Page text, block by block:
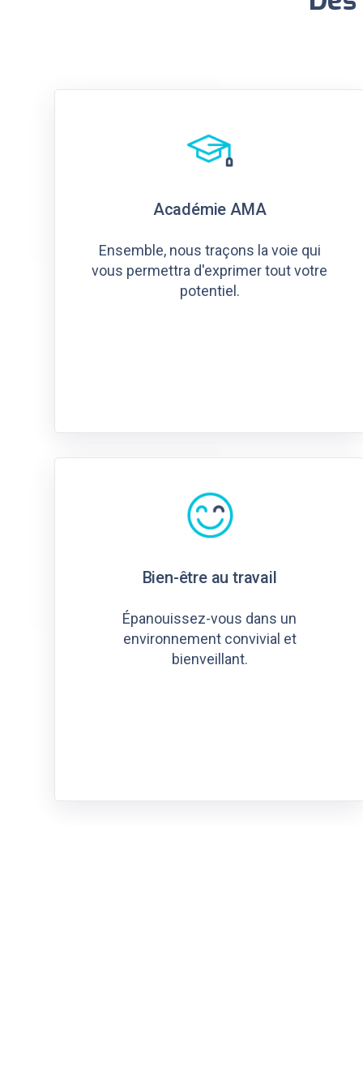
Académie AMA
Ensemble, nous traçons la voie qui
vous permettra d'exprimer tout votre
potentiel.
Bien-être au travail
Épanouissez-vous dans un
environnement convivial et
bienveillant.